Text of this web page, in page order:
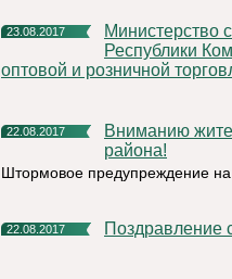
23.08.2017
Министерство сельского хозяйства и потребительского рынка
Республики
оптовой и розничной
22.08.2017
Вниманию жителей и руководителей Княжпогостского
района!
Штормовое предупреждение на
22.08.2017